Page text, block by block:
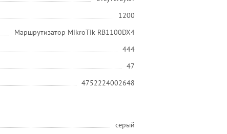
1200
Маршрутизатор MikroTik RB1100DX4
444
47
4752224002648
серый